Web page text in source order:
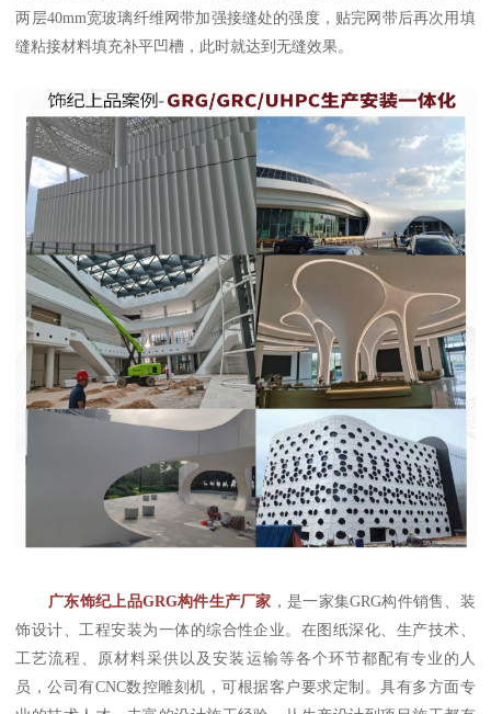
两层40mm宽玻璃纤维网带加强接缝处的强度，贴完网带后再次用填
缝粘接材料填充补平凹槽，此时就达到无缝效果。
广东饰纪上品GRG构件生产厂家 ，是一家集GRG构件销售、装
饰设计、工程安装为一体的综合性企业。在图纸深化、生产技术、
工艺流程、原材料采供以及安装运输等各个环节都配有专业的人
员，公司有CNC数控雕刻机，可根据客户要求定制。具有多方面专